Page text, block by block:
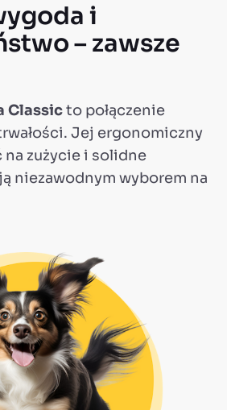
i
– zawsze
Classicto połączenie
Jej ergonomiczny
na zużycie i solidne
niezawodnym wyborem na